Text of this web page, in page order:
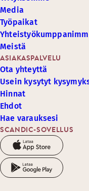
SCANDIC-SOVELLUS
ASIAKASPALVELU
Ota yhteyttä
Usein kysytyt
Hinnat
Ehdot
Hae varauksesi
Media
Työpaikat
Meistä